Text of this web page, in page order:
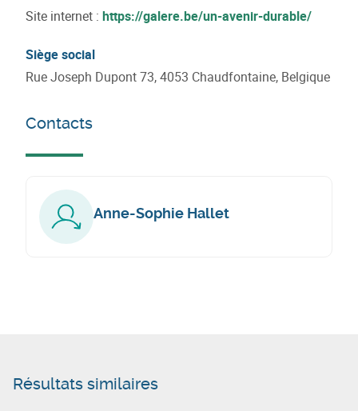
Site internet : https://galere.be/un-avenir-durable/
Siège social
Rue Joseph Dupont 73, 4053 Chaudfontaine, Belgique
Contacts
Anne-Sophie Hallet
Résultats similaires